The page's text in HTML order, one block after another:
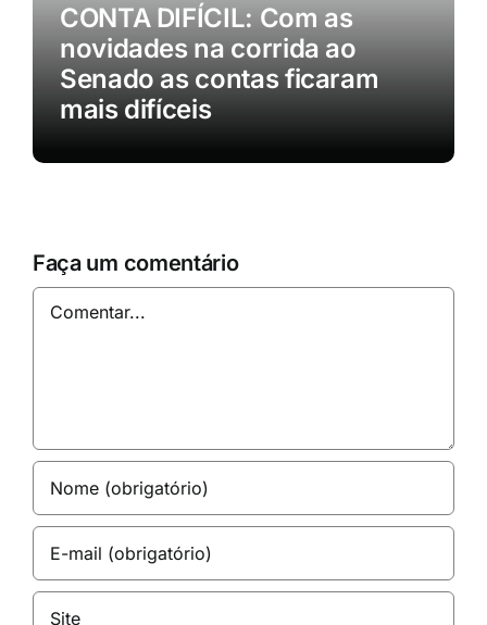
CONTA DIFÍCIL: Com as
novidades na corrida ao
Senado as contas ficaram
mais difíceis
Faça um comentário
Comentar